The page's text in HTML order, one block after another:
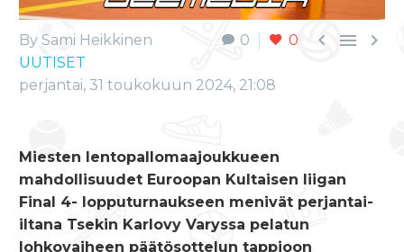
0 0   
By Sami Heikkinen
UUTISET
perjantai, 31 toukokuun 2024, 21:08
Miesten lentopallomaajoukkueen
mahdollisuudet Euroopan Kultaisen liigan
Final 4- lopputurnaukseen menivät perjantai-
iltana Tsekin Karlovy Varyssa pelatun
lohkovaiheen päätösottelun tappioon